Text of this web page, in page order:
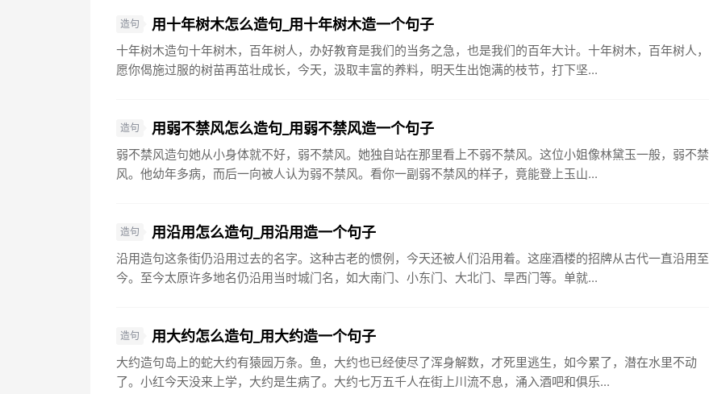
造句 用十年树木怎么造句_用十年树木造一个句子
十年树木造句十年树木，百年树人，办好教育是我们的当务之急，也是我们的百年大计。十年树木，百年树人，
愿你偈施过服的树苗再茁壮成长，今天，汲取丰富的养料，明天生出饱满的枝节，打下坚...
造句 用弱不禁风怎么造句_用弱不禁风造一个句子
弱不禁风造句她从小身体就不好，弱不禁风。她独自站在那里看上不弱不禁风。这位小姐像林黛玉一般，弱不禁
风。他幼年多病，而后一向被人认为弱不禁风。看你一副弱不禁风的样子，竟能登上玉山...
造句 用沿用怎么造句_用沿用造一个句子
沿用造句这条街仍沿用过去的名字。这种古老的惯例，今天还被人们沿用着。这座酒楼的招牌从古代一直沿用至
今。至今太原许多地名仍沿用当时城门名，如大南门、小东门、大北门、旱西门等。单就...
造句 用大约怎么造句_用大约造一个句子
大约造句岛上的蛇大约有猿园万条。鱼，大约也已经使尽了浑身解数，才死里逃生，如今累了，潜在水里不动
了。小红今天没来上学，大约是生病了。大约七万五千人在街上川流不息，涌入酒吧和俱乐...